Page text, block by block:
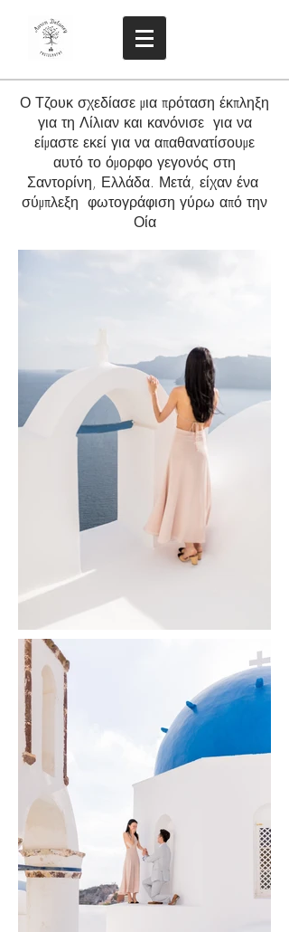
Ο Τζουκ σχεδίασε μια πρόταση έκπληξη
για τη Λίλιαν και κανόνισε για να
είμαστε εκεί για να απαθανατίσουμε
αυτό το όμορφο γεγονός στη
Σαντορίνη, Ελλάδα. Μετά, είχαν ένα
σύμπλεξη φωτογράφιση γύρω από την
Οία